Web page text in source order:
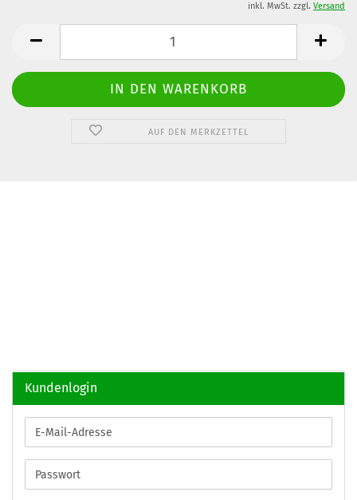
inkl. MwSt. zzgl. Versand
AUF DEN MERKZETTEL
Kundenlogin
E-
Mail-
Adresse
Passwort